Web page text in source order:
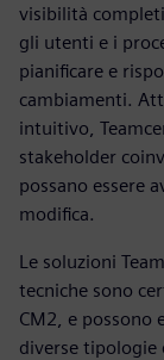
visibilità
gli utenti e i
pianificare e
cambiamenti.
intuitivo,
stakeholder
possano essere
modifica.
Le soluzioni
tecniche sono
CM2, e possono
diverse